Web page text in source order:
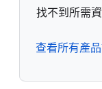
找不到所需
查看所有產